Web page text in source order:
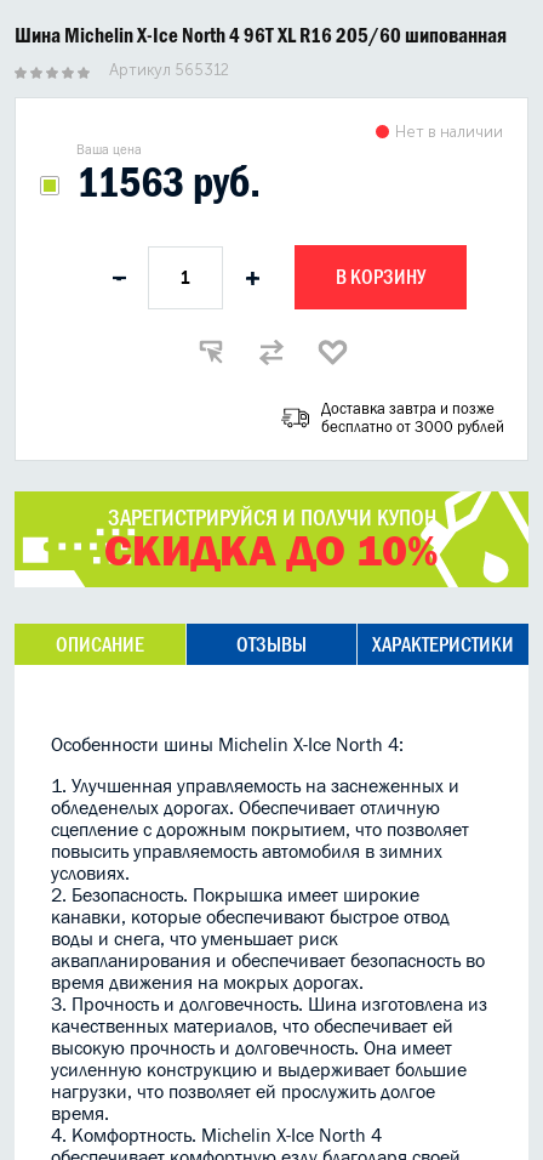
Шина Michelin X-Ice North 4 96T XL R16 205/60 шипованная
Артикул 565312
Ваша цена
11563 руб.
Нет в наличии
- + В КОРЗИНУ
Доставка завтра и позже
бесплатно от 3000 рублей
ЗАРЕГИСТРИРУЙСЯ И ПОЛУЧИ КУПОН
СКИДКА ДО 10%
ОПИСАНИЕ ОТЗЫВЫ ХАРАКТЕРИСТИКИ
Особенности шины Michelin X-Ice North 4:
1. Улучшенная управляемость на заснеженных и
обледенелых дорогах. Обеспечивает отличную
сцепление с дорожным покрытием, что позволяет
повысить управляемость автомобиля в зимних
условиях.
2. Безопасность. Покрышка имеет широкие
канавки, которые обеспечивают быстрое отвод
воды и снега, что уменьшает риск
аквапланирования и обеспечивает безопасность во
время движения на мокрых дорогах.
3. Прочность и долговечность. Шина изготовлена из
качественных материалов, что обеспечивает ей
высокую прочность и долговечность. Она имеет
усиленную конструкцию и выдерживает большие
нагрузки, что позволяет ей прослужить долгое
время.
4. Комфортность. Michelin X-Ice North 4